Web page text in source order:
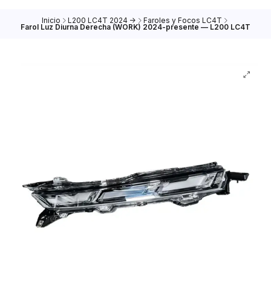
Inicio L200 LC4T 2024 -> Faroles y Focos LC4T
Farol Luz Diurna Derecha (WORK) 2024-presente — L200 LC4T